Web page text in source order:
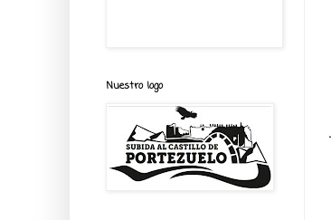
Nuestro logo